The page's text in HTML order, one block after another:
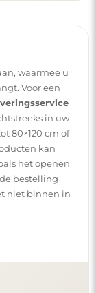
wij voor u
vindt u
van de